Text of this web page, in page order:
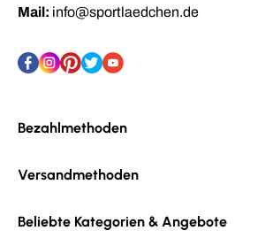
Mail: info@sportlaedchen.de
Bezahlmethoden
Versandmethoden
Beliebte Kategorien & Angebote